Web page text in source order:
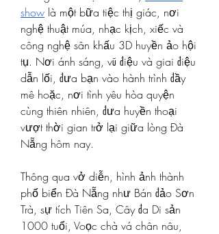
show là một bữa tiệc thị giác, nơi
nghệ thuật múa, nhạc kịch, xiếc và
công nghệ sân khấu 3D huyền ảo hội
tụ. Nơi ánh sáng, vũ điệu và giai điệu
dẫn lối, đưa bạn vào hành trình đầy
mê hoặc, nơi tình yêu hòa quyện
cùng thiên nhiên, đưa huyền thoại
vượt thời gian trở lại giữa lòng Đà
Nẵng hôm nay.
Thông qua vở diễn, hình ảnh thành
phố biển Đà Nẵng như Bán đảo Sơn
Trà, sự tích Tiên Sa, Cây đa Di sản
1000 tuổi, Voọc chà vá chân nâu,